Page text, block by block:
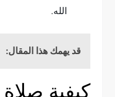
الله.
قد يهمك هذا المقال: